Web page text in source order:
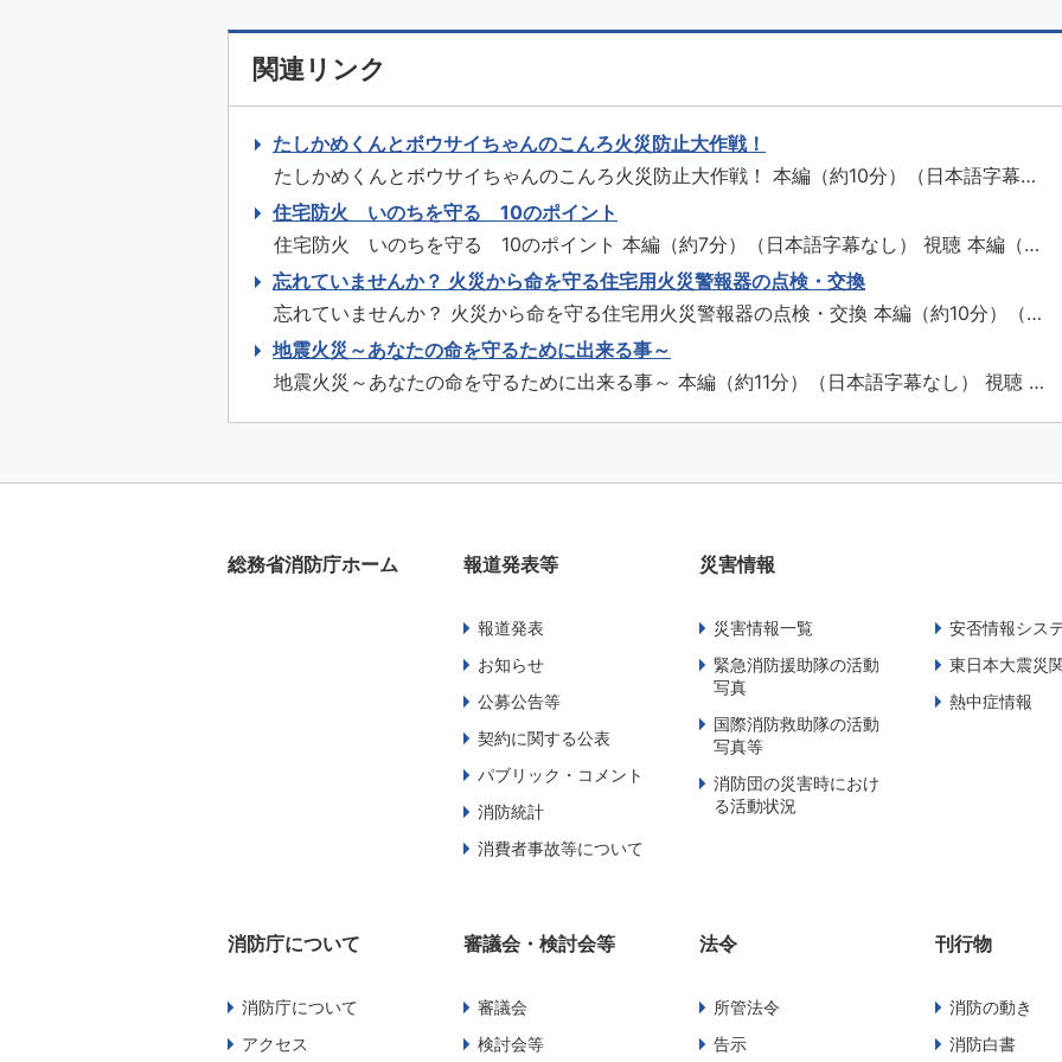
関連リンク
たしかめくんとボウサイちゃんのこんろ火災防止大作戦！
たしかめくんとボウサイちゃんのこんろ火災防止大作戦！ 本編（約10分）（日本語字幕な
し） 視聴 ダウンロード 本編（約10分）（日本語字幕あり） 視聴 ダウンロード ダイジェス
ト編（約3分）（日本語字幕なし） 視聴 ダウンロード ダイジェスト編（約3分）（日本語
字幕あり） 視聴 ダウ...
住宅防火 いのちを守る 10のポイント
住宅防火 いのちを守る 10のポイント 本編（約7分）（日本語字幕なし） 視聴 本編（約7
分）（日本語字幕あり） 視聴 ダイジェスト編（約3分）（日本語字幕なし） 視聴 ダイジェ
スト編（約3分）（日本語字幕あり） 視聴 スポット広告編（約30秒）（日本語字幕なし）
視聴 ス...
忘れていませんか？ 火災から命を守る住宅用火災警報器の点検・交換
忘れていませんか？ 火災から命を守る住宅用火災警報器の点検・交換 本編（約10分）（日
本語字幕なし） 視聴 ...
地震火災～あなたの命を守るために出来る事～
地震火災～あなたの命を守るために出来る事～ 本編（約11分）（日本語字幕なし） 視聴 ダ
総務省消防庁ホーム 報道発表等
報道発表
お知らせ
公募公告等
契約に関する公表
パブリック・コメント
消防統計
消費者事故等について
災害情報
災害情報一覧
緊急消防援助隊の活動
写真
国際消防救助隊の活動
写真等
消防団の災害時におけ
る活動状況
安否情報シス
東日本大震災
熱中症情報
消防庁について
消防庁について
アクセス
審議会・検討会等
審議会
検討会等
法令
所管法令
告示
刊行物
消防の動き
消防白書